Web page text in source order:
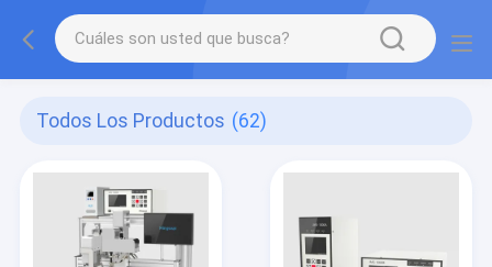
Todos Los Productos (62)